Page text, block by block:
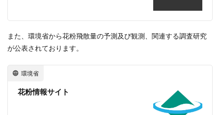
また、環境省から花粉飛散量の予測及び観測、関連する調査研究
が公表されております。
環境省
花粉情報サイト